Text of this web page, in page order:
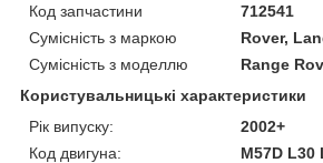
Код запчастини
712541
Сумісність з маркою
Rover,
Сумісність з моделлю
Range
Користувальницькі характеристики
Рік випуску:
2002+
Код двигуна:
M57D L30